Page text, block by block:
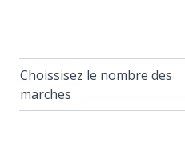
Choissisez le nombre des
marches